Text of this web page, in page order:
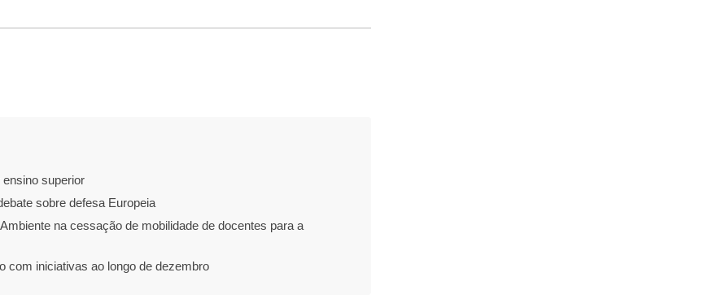
superior
sobre defesa Europeia
na cessação de mobilidade de docentes para a
com iniciativas ao longo de dezembro